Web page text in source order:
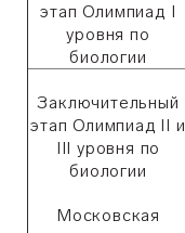
этап Олимпиад I
уровня по
биологии
Заключительный
этап Олимпиад II и
III уровня по
биологии
Московская